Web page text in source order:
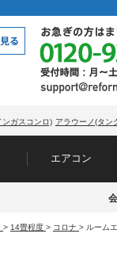
ンガスコンロ) アラウーノ(タン
エアコン
> 14畳程度 > コロナ > ルーム